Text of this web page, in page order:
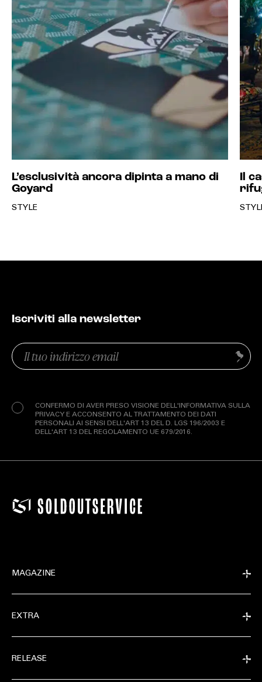
L’esclusività ancora dipinta a mano di
Goyard
STYLE
Il
Iscriviti alla newsletter
Email
(Obbligatorio)
CONFERMO DI AVER PRESO VISIONE DELL'INFORMATIVA SULLA
PRIVACY E ACCONSENTO AL TRATTAMENTO DEI DATI
PERSONALI AI SENSI DELL'ART 13 DEL D. LGS 196/2003 E
DELL'ART 13 DEL REGOLAMENTO UE 679/2016.
Invia
MAGAZINE
EXTRA
RELEASE